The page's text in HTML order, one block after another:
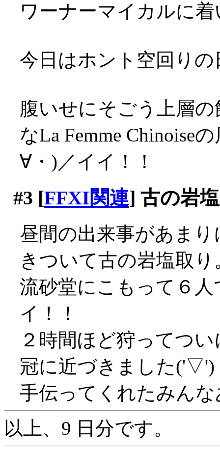
ワーナーマイカルに
今日はホント空回りの
腹いせにそごう上層
なLa Femme Chinoise
∀・)／イイ！！
#3 [FFXI関連] 古の岩
昼間の出来事があま
きついて古の岩塩取り
流砂堂にこもって６
イ！！
２時間ほど狩ってつ
冠に近づきました('▽')
手伝ってくれたみん
以上、9 日分です。